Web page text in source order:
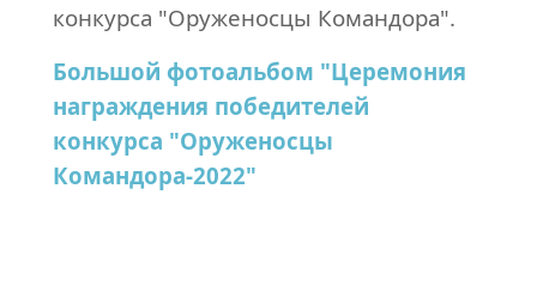
конкурса "Оруженосцы Командора".
Большой фотоальбом "Церемония
награждения победителей
конкурса "Оруженосцы
Командора-2022"